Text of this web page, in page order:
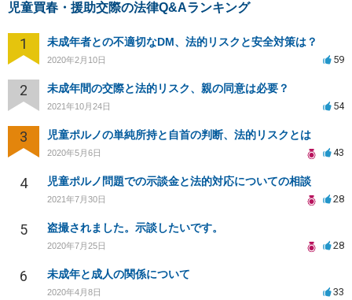
児童買春・援助交際の法律Q&Aランキング
1 未成年者との不適切なDM、法的リスクと安全対策は？
2020年2月10日 59
2 未成年間の交際と法的リスク、親の同意は必要？
2021年10月24日 54
3 児童ポルノの単純所持と自首の判断、法的リスクとは
2020年5月6日 43
4 児童ポルノ問題での示談金と法的対応についての相談
2021年7月30日 28
5 盗撮されました。示談したいです。
2020年7月25日 28
6 未成年と成人の関係について
2020年4月8日 33